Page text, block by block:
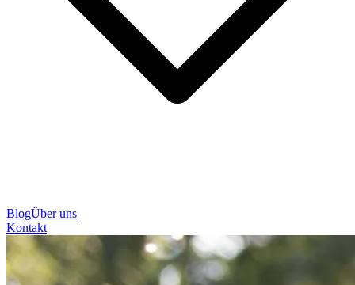
BlogÜber uns
Kontakt